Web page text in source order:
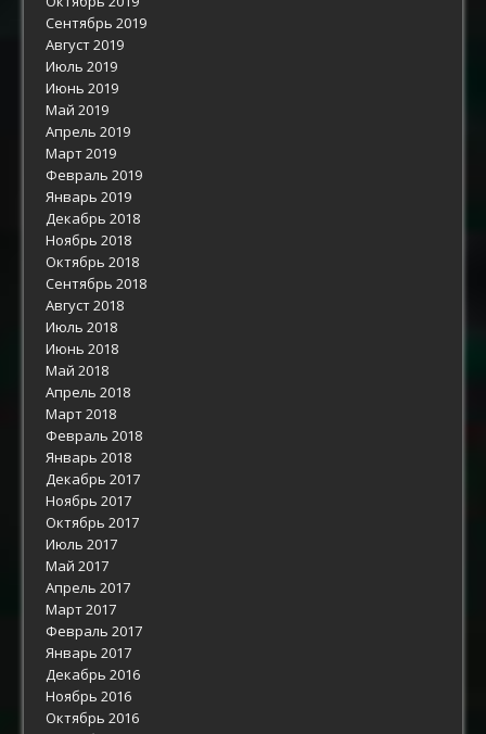
Сентябрь 2019
Август 2019
Июль 2019
Июнь 2019
Май 2019
Апрель 2019
Март 2019
Февраль 2019
Январь 2019
Декабрь 2018
Ноябрь 2018
Октябрь 2018
Сентябрь 2018
Август 2018
Июль 2018
Июнь 2018
Май 2018
Апрель 2018
Март 2018
Февраль 2018
Январь 2018
Декабрь 2017
Ноябрь 2017
Октябрь 2017
Июль 2017
Май 2017
Апрель 2017
Март 2017
Февраль 2017
Январь 2017
Декабрь 2016
Ноябрь 2016
Октябрь 2016